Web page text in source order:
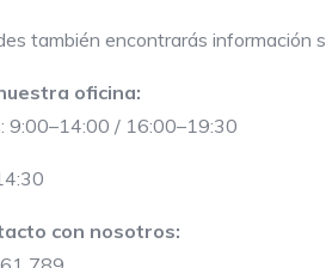
también encontrarás información
oficina:
9:00–14:00 / 16:00–19:30
con nosotros: